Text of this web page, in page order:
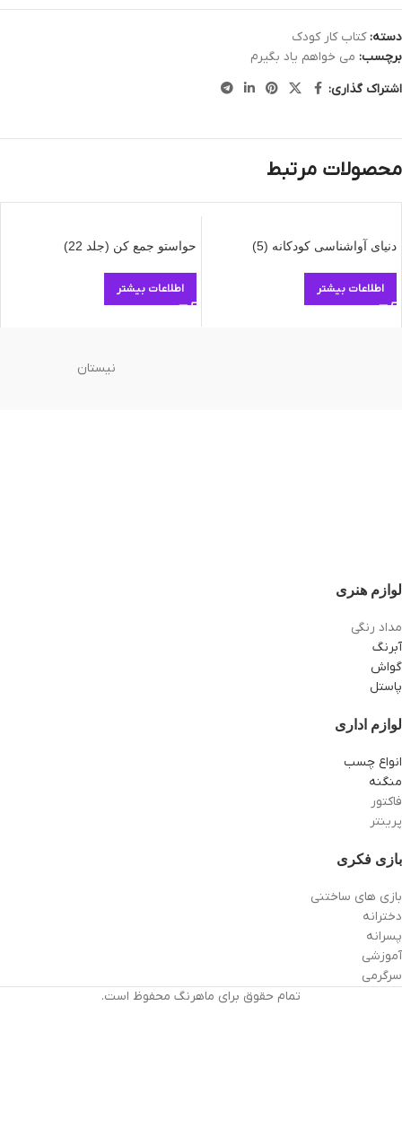
دسته: کتاب کار کودک
برچسب: می خواهم یاد بگیرم
اشتراک گذاری:
محصولات مرتبط
دنیای آواشناسی کودکانه (5)
اطلاعات بیشتر
حواستو جمع کن (جلد 22)
اطلاعات بیشتر
نیستان
لوازم هنری
مداد رنگی
آبرنگ
گواش
پاستل
لوازم اداری
انواع چسب
منگنه
فاکتور
پرینتر
بازی فکری
بازی های ساختنی
دخترانه
پسرانه
آموزشی
سرگرمی
تمام حقوق برای ماهرنگ محفوظ است.